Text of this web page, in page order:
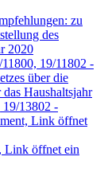
zu
des
2020
19/11802 -
über die
Haushaltsjahr
19/13802 -
Link öffnet
Link öffnet ein